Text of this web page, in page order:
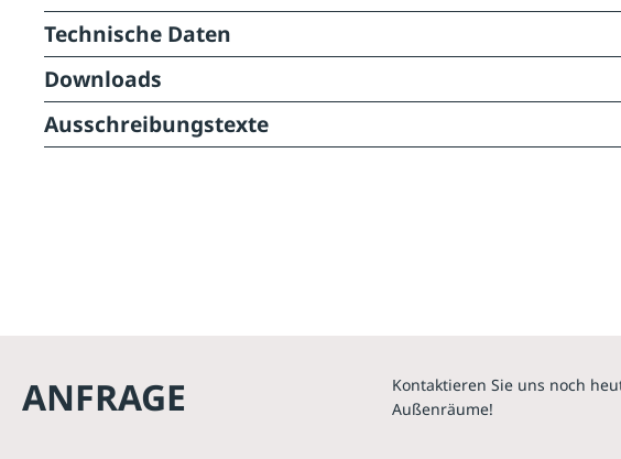
Technische Daten
Downloads
Ausschreibungstexte
ANFRAGE
Kontaktieren Sie uns noch
Außenräume!